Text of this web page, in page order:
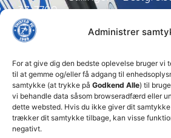
Administrer
For at give dig den bedste oplevelse bruger vi
til at gemme og/eller få adgang til
samtykke (at trykke på Godkend Alle) til
vi behandle data såsom browseradfærd eller
dette websted. Hvis du ikke giver dit
trækker dit samtykke tilbage, kan visse
negativt.
37, 7700
Thisted
99 19
19
Trænerteamet
ledelse
Erhverv
Club